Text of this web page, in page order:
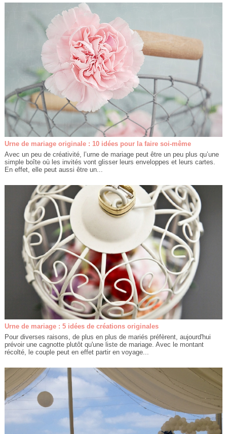
Urne de mariage originale : 10 idées pour la faire soi-même
Avec un peu de créativité, l’urne de mariage peut être un peu plus qu’une
simple boîte où les invités vont glisser leurs enveloppes et leurs cartes.
En effet, elle peut aussi être un...
Urne de mariage : 5 idées de créations originales
Pour diverses raisons, de plus en plus de mariés préfèrent, aujourd'hui
prévoir une cagnotte plutôt qu'une liste de mariage. Avec le montant
récolté, le couple peut en effet partir en voyage...